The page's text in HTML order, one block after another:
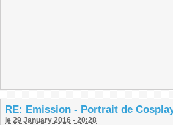
RE: Emission - Portrait de
le 29 January 2016 - 20:28